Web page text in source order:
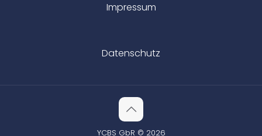
Impressum
Datenschutz
YCBS GbR © 2026